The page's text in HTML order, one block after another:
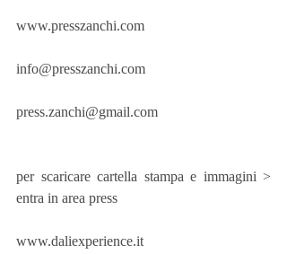
www.presszanchi.com
info@presszanchi.com
press.zanchi@gmail.com
per scaricare cartella stampa e immagini >
entra in area press
www.daliexperience.it